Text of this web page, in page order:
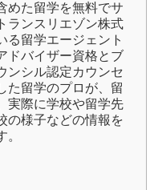
めた留学を無料でサ
トランスリエゾン株式
る留学エージェント
ドバイザー資格とブ
ンシル認定カウンセ
た留学のプロが、留
実際に学校や留学先
の様子などの情報を